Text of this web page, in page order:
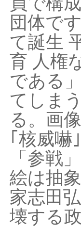
団体で
て誕生
育 人権
である
てしま
る。画
｢核威嚇
「参戦
絵は抽
家志田
壊する